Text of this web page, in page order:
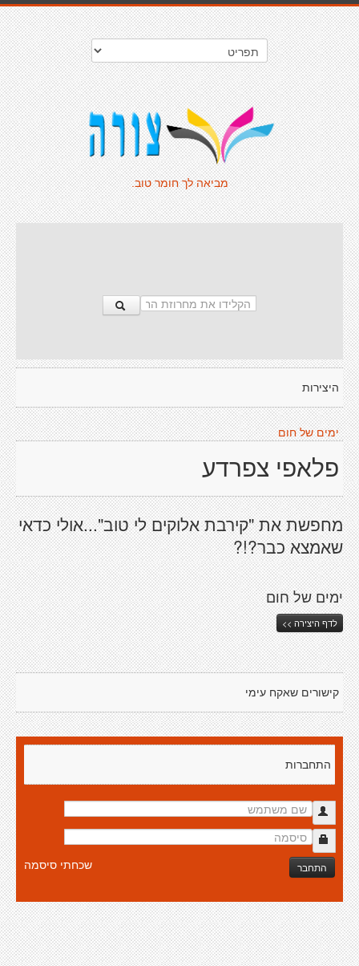
מביאה לך חומר טוב.
היצירות
ימים של חום
פלאפי צפרדע
מחפשת את "קירבת אלוקים לי טוב"...אולי כדאי
שאמצא כבר?!?
ימים של חום
לדף היצירה >>
קישורים שאקח עימי
התחברות
התחבר שכחתי סיסמה